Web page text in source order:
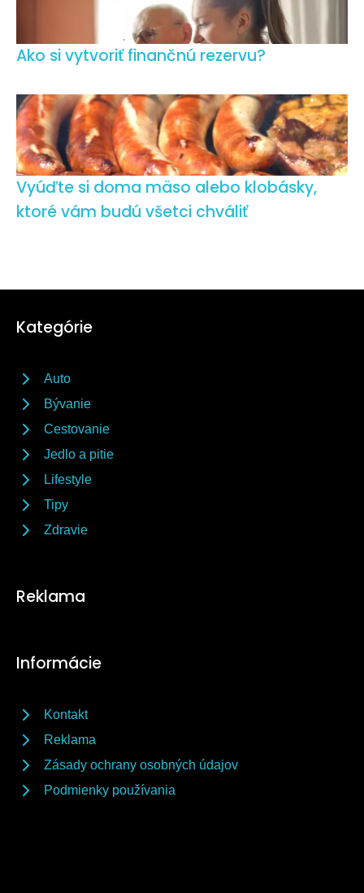
Ako si vytvoriť finančnú rezervu?
Vyúďte si doma mäso alebo klobásky,
ktoré vám budú všetci chváliť
Kategórie
Auto
Bývanie
Cestovanie
Jedlo a pitie
Lifestyle
Tipy
Zdravie
Reklama
Informácie
Kontakt
Reklama
Zásady ochrany osobných údajov
Podmienky používania